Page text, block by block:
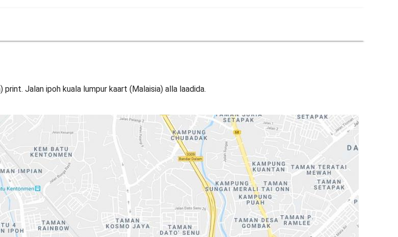
Jalan ipoh kuala lumpur kaart (Malaisia) alla laadida.